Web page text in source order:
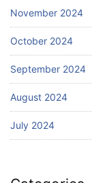
November 2024
October 2024
September 2024
August 2024
July 2024